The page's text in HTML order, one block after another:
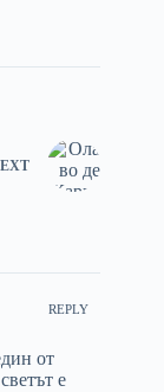
REPLY
от
е